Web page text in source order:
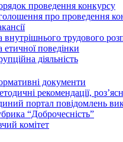
проведення конкурсу
про проведення
внутрішнього трудового
поведінки
діяльність
документи
рекомендації,
портал повідомлень
“Доброчесність”
комітет